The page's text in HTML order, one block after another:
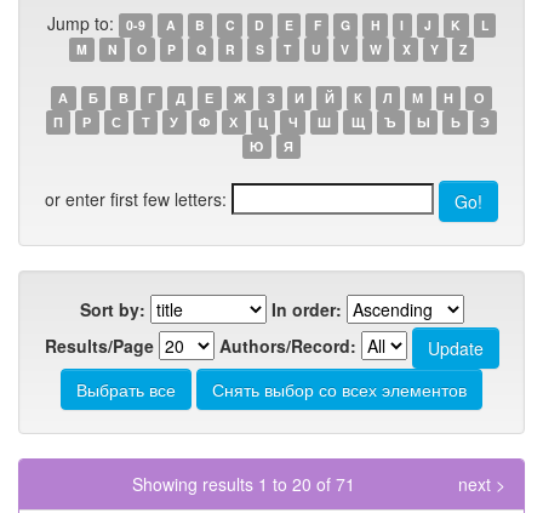
Jump to: 0-9 A B C D E F G H I J K
L
M
N O P Q R S T U V W X Y Z
А Б В Г Д Е Ж З И Й К Л М Н
О
П
Р С Т У Ф Х Ц Ч Ш Щ Ъ Ы Ь
Э
Ю
Я
or enter first few letters:
Sort by:
In order:
Results/Page
Authors/Record:
Showing results 1 to 20 of 71
next >